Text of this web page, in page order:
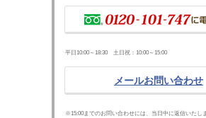
平日10:00～18:30 土日祝：10:00～15:00
メールお問い合わせ
※15:00までのお問い合わせには、当日中に返信いたしま